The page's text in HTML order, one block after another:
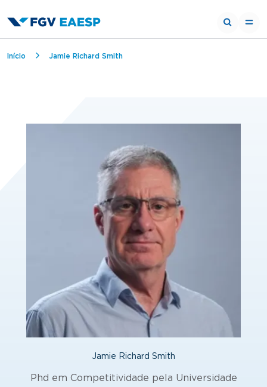
Trilha de navegação
Início Jamie Richard Smith
Jamie Richard Smith
Phd em Competitividade pela Universidade